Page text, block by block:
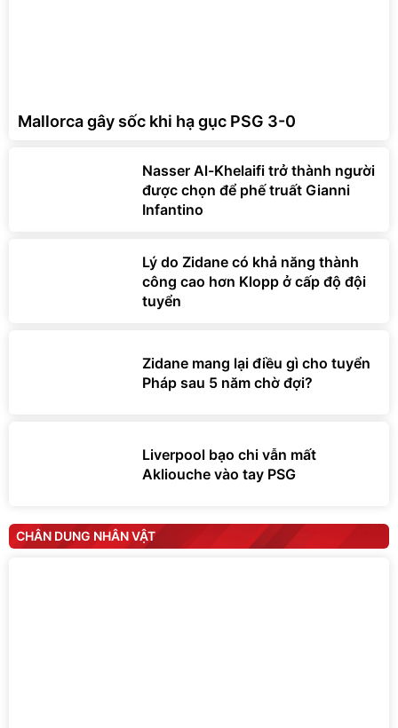
Mallorca gây sốc khi hạ gục PSG 3-0
Nasser Al-Khelaifi trở thành người
được chọn để phế truất Gianni
Infantino
Lý do Zidane có khả năng thành
công cao hơn Klopp ở cấp độ đội
tuyển
Zidane mang lại điều gì cho tuyển
Pháp sau 5 năm chờ đợi?
Liverpool bạo chi vẫn mất
Akliouche vào tay PSG
CHÂN DUNG NHÂN VẬT